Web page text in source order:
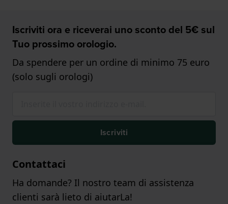
Iscriviti ora e riceverai uno sconto del 5€ sul
Tuo prossimo orologio.
Da spendere per un ordine di minimo 75 euro
(solo sugli orologi)
Iscriviti
Contattaci
Ha domande? Il nostro team di assistenza
clienti sarà lieto di aiutarLa!